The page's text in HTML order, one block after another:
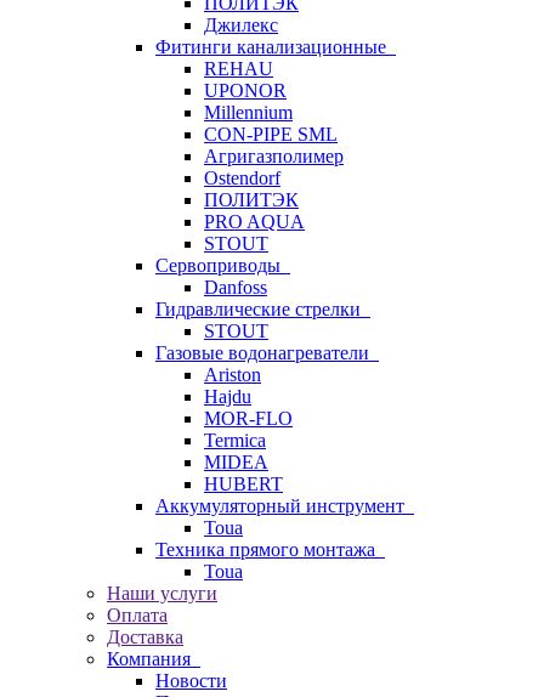
Джилекс
Фитинги канализационные
REHAU
UPONOR
Millennium
CON-PIPE SML
Агригазполимер
Ostendorf
ПОЛИТЭК
PRO AQUA
STOUT
Сервоприводы
Danfoss
Гидравлические стрелки
STOUT
Газовые водонагреватели
Ariston
Hajdu
MOR-FLO
Termica
MIDEA
HUBERT
Аккумуляторный инструмент
Toua
Техника прямого монтажа
Toua
Наши услуги
Оплата
Доставка
Компания
Новости